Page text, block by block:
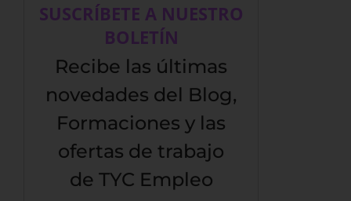
SUSCRÍBETE A NUESTRO
BOLETÍN
Recibe las últimas
novedades del Blog,
Formaciones y las
ofertas de trabajo
de TYC Empleo